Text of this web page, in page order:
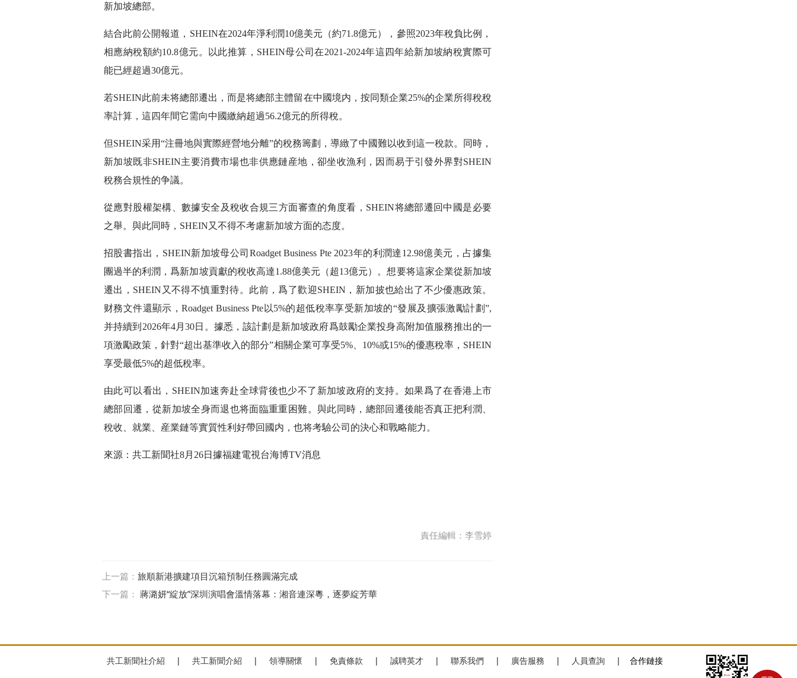
新加坡總部。
結合此前公開報道，SHEIN在2024年淨利潤10億美元（約71.8億元），參照2023年稅負比例，
相應納稅額約10.8億元。以此推算，SHEIN母公司在2021-2024年這四年給新加坡納稅實際可
能已經超過30億元。
若SHEIN此前未将總部遷出，而是将總部主體留在中國境内，按同類企業25%的企業所得稅稅
率計算，這四年間它需向中國繳納超過56.2億元的所得稅。
但SHEIN采用“注冊地與實際經營地分離”的稅務籌劃，導緻了中國難以收到這一稅款。同時，
新加坡既非SHEIN主要消費市場也非供應鏈産地，卻坐收漁利，因而易于引發外界對SHEIN
稅務合規性的争議。
從應對股權架構、數據安全及稅收合規三方面審查的角度看，SHEIN将總部遷回中國是必要
之舉。與此同時，SHEIN又不得不考慮新加坡方面的态度。
招股書指出，SHEIN新加坡母公司Roadget Business Pte 2023年的利潤達12.98億美元，占據集
團過半的利潤，爲新加坡貢獻的稅收高達1.88億美元（超13億元）。想要将這家企業從新加坡
遷出，SHEIN又不得不慎重對待。此前，爲了歡迎SHEIN，新加披也給出了不少優惠政策。
财務文件還顯示，Roadget Business Pte以5%的超低稅率享受新加坡的“發展及擴張激勵計劃”,
并持續到2026年4月30日。據悉，該計劃是新加坡政府爲鼓勵企業投身高附加值服務推出的一
項激勵政策，針對“超出基準收入的部分”相關企業可享受5%、10%或15%的優惠稅率，SHEIN
享受最低5%的超低稅率。
由此可以看出，SHEIN加速奔赴全球背後也少不了新加坡政府的支持。如果爲了在香港上市
總部回遷，從新加坡全身而退也将面臨重重困難。與此同時，總部回遷後能否真正把利潤、
稅收、就業、産業鏈等實質性利好帶回國内，也将考驗公司的決心和戰略能力。
來源：共工新聞社8月26日據福建電視台海博TV消息
責任編輯：李雪婷
上一篇： 旅順新港擴建項目沉箱預制任務圓滿完成
下一篇： 蔣潞妍“綻放”深圳演唱會溫情落幕：湘音連深粵，逐夢綻芳華
共工新聞社介紹 | 共工新聞介紹 | 領導關懷 | 免責條款 | 誠聘英才 | 聯系我們 | 廣告服務 | 人員查詢 | 合作鏈接